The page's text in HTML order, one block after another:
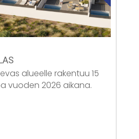
alueelle rakentuu 15
vuoden 2026 aikana.